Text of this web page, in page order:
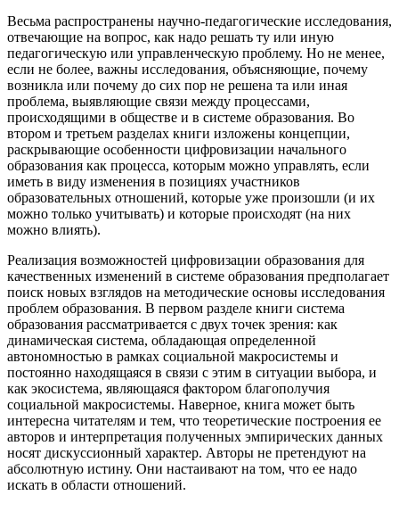
Весьма распространены научно-педагогические исследования,
отвечающие на вопрос, как надо решать ту или иную
педагогическую или управленческую проблему. Но не менее,
если не более, важны исследования, объясняющие, почему
возникла или почему до сих пор не решена та или иная
проблема, выявляющие связи между процессами,
происходящими в обществе и в системе образования. Во
втором и третьем разделах книги изложены концепции,
раскрывающие особенности цифровизации начального
образования как процесса, которым можно управлять, если
иметь в виду изменения в позициях участников
образовательных отношений, которые уже произошли (и их
можно только учитывать) и которые происходят (на них
можно влиять).
Реализация возможностей цифровизации образования для
качественных изменений в системе образования предполагает
поиск новых взглядов на методические основы исследования
проблем образования. В первом разделе книги система
образования рассматривается с двух точек зрения: как
динамическая система, обладающая определенной
автономностью в рамках социальной макросистемы и
постоянно находящаяся в связи с этим в ситуации выбора, и
как экосистема, являющаяся фактором благополучия
социальной макросистемы. Наверное, книга может быть
интересна читателям и тем, что теоретические построения ее
авторов и интерпретация полученных эмпирических данных
носят дискуссионный характер. Авторы не претендуют на
абсолютную истину. Они настаивают на том, что ее надо
искать в области отношений.